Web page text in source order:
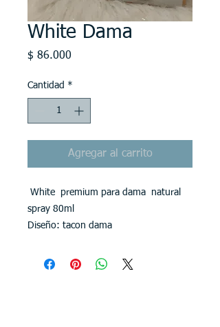
White Dama
$ 86.000
Cantidad *
Agregar al carrito
White premium para dama natural
spray 80ml
Diseño: tacon dama